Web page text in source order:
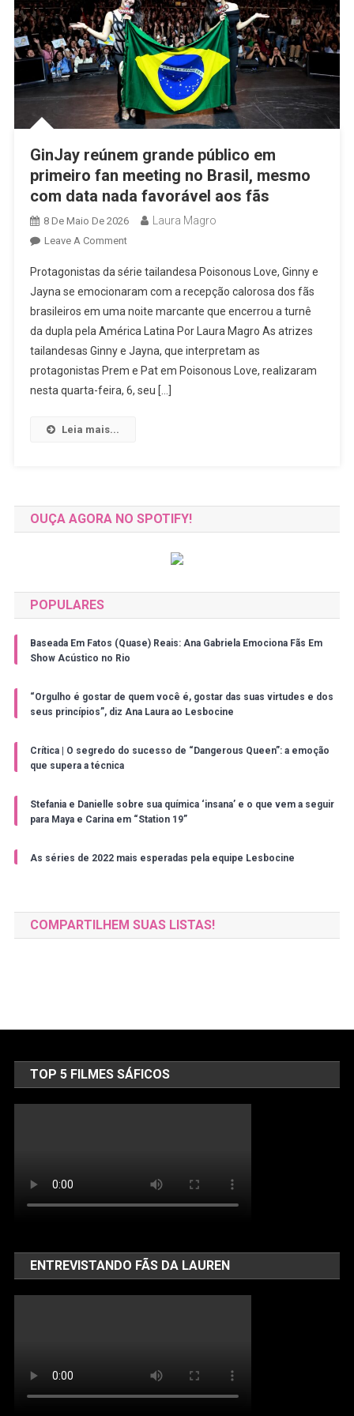
GinJay reúnem grande público em
primeiro fan meeting no Brasil, mesmo
com data nada favorável aos fãs
8 De Maio De 2026 Laura Magro
Leave A CommentOn
Reúnem
Grande
Público
Em
Primeiro
Fan
Meeting
Favorável
Aos
Protagonistas da série tailandesa Poisonous Love, Ginny e
Jayna se emocionaram com a recepção calorosa dos fãs
brasileiros em uma noite marcante que encerrou a turnê
da dupla pela América Latina Por Laura Magro As atrizes
tailandesas Ginny e Jayna, que interpretam as
protagonistas Prem e Pat em Poisonous Love, realizaram
nesta quarta-feira, 6, seu […]
Leia mais...
OUÇA AGORA NO SPOTIFY!
POPULARES
Baseada Em Fatos (Quase) Reais: Ana Gabriela Emociona Fãs Em
Show Acústico no Rio
“Orgulho é gostar de quem você é, gostar das suas virtudes e dos
seus princípios”, diz Ana Laura ao Lesbocine
Crítica | O segredo do sucesso de “Dangerous Queen”: a emoção
que supera a técnica
Stefania e Danielle sobre sua química ‘insana’ e o que vem a seguir
para Maya e Carina em “Station 19”
As séries de 2022 mais esperadas pela equipe Lesbocine
COMPARTILHEM SUAS LISTAS!
TOP 5 FILMES SÁFICOS
ENTREVISTANDO FÃS DA LAUREN